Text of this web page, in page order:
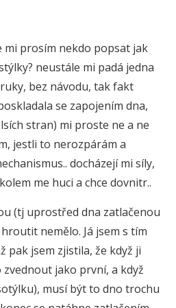
mi prosím nekdo popsat jak
neustále mi padá jedna
bez návodu, tak fakt
se zapojením dna,
stran) mi proste ne a ne
jestli to nerozpárám a
docházejí mi síly,
me huci a chce dovnitr..
(tj uprostřed dna zatlačenou
nemělo. Já jsem s tím
pak jsem zjistila, že když ji
jako první, a když
musí být to dno trochu